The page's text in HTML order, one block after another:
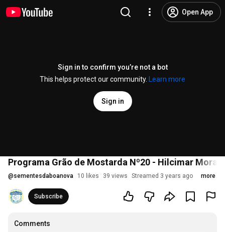
Open App
Sign in to confirm you’re not a bot
This helps protect our community.
Learn more
Sign in
Programa Grão de Mostarda Nº20 - Hilcimar
@sementesdaboanova 10 likes 39 views Streamed 3 years ago more
Subscribe
Comments